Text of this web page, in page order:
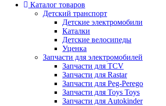
Каталог товаров
Детский транспорт
Детские электромобили
Каталки
Детские велосипеды
Уценка
Запчасти для электромобилей
Запчасти для TCV
Запчасти для Rastar
Запчасти для Peg-Perego
Запчасти для Toys Toys
Запчасти для Autokinder